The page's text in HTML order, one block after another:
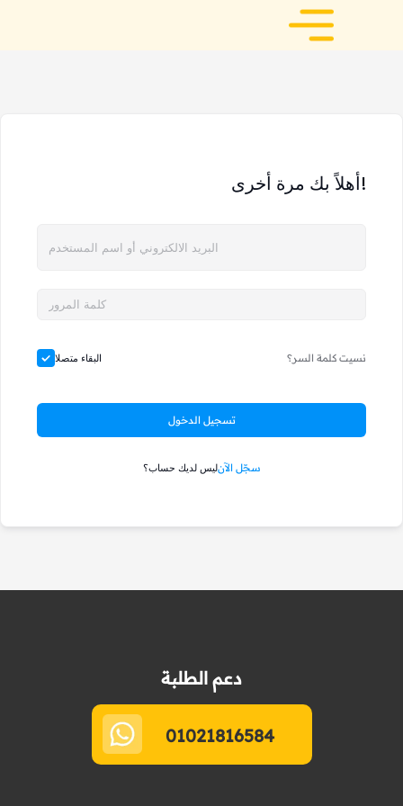
أهلاً بك مرة أخرى!
البقاء متصلا نسيت كلمة السر؟
تسجيل الدخول
ليس لديك حساب؟سجّل الآن
دعم الطلبة
01021816584